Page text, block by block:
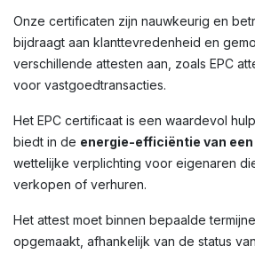
Onze certificaten zijn nauwkeurig en
bijdraagt aan klanttevredenheid en
verschillende attesten aan, zoals EPC
voor vastgoedtransacties.
Het EPC certificaat is een waardevol
biedt in de energie-efficiëntie van een
wettelijke verplichting voor eigenaren
verkopen of verhuren.
Het attest moet binnen bepaalde
opgemaakt, afhankelijk van de status